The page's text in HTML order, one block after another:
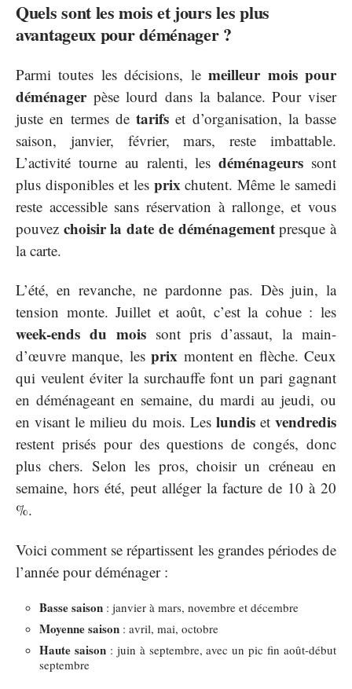
Quels sont les mois et jours les plus
avantageux pour déménager ?
Parmi toutes les décisions, lemeilleur mois pour
déménagerpèse lourd dans la balance. Pour viser
juste en termes de tarifs et d’organisation, la basse
saison, janvier, février, mars, reste imbattable.
L’activité tourne au ralenti, lesdéménageurs sont
plus disponibles et les prix chutent. Même le samedi
reste accessible sans réservation à rallonge, et vous
pouvez choisir la date de déménagementpresque à
la carte.
L’été, en revanche, ne pardonne pas. Dès juin, la
tension monte. Juillet et août, c’est la cohue : les
week-ends du moissont pris d’assaut, la main-
d’œuvre manque, lesprix montent en flèche. Ceux
qui veulent éviter la surchauffe font un pari gagnant
en déménageant en semaine, du mardi au jeudi, ou
en visant le milieu du mois. Les lundis et vendredis
restent prisés pour des questions de congés, donc
plus chers. Selon les pros, choisir un créneau en
semaine, hors été, peut alléger la facture de 10 à 20
%.
Voici comment se répartissent les grandes périodes de
l’année pour déménager :
Basse saison : janvier à mars, novembre et décembre
Moyenne saison : avril, mai, octobre
Haute saison: juin à septembre, avec un pic fin août-début
septembre